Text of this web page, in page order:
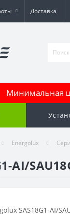
Доставка
Минимальная
Energolux
AI/